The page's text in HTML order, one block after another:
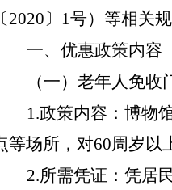
〔2020〕1号）等相关
一、 优惠政策内容
（一）老年人免收
1.政策内容：博物
等场所，对60周岁以
2.所需凭证：凭居